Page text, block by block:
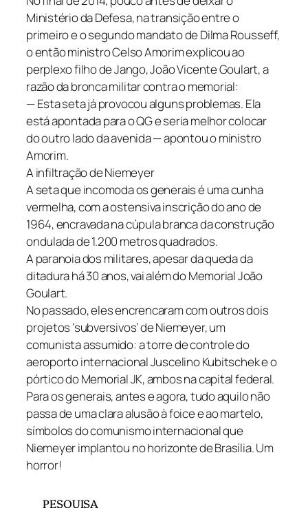
Ministério da Defesa, na transição entre o
primeiro e o segundo mandato de Dilma Rousseff,
o então ministro Celso Amorim explicou ao
perplexo filho de Jango, João Vicente Goulart, a
razão da bronca militar contra o memorial:
— Esta seta já provocou alguns problemas. Ela
está apontada para o QG e seria melhor colocar
do outro lado da avenida — apontou o ministro
Amorim.
A infiltração de Niemeyer
A seta que incomoda os generais é uma cunha
vermelha, com a ostensiva inscrição do ano de
1964, encravada na cúpula branca da construção
ondulada de 1.200 metros quadrados.
A paranoia dos militares, apesar da queda da
ditadura há 30 anos, vai além do Memorial João
Goulart.
No passado, eles encrencaram com outros dois
projetos ‘subversivos’ de Niemeyer, um
comunista assumido: a torre de controle do
aeroporto internacional Juscelino Kubitschek e o
pórtico do Memorial JK, ambos na capital federal.
Para os generais, antes e agora, tudo aquilo não
passa d​e uma clara alusão à foice e ao martelo,
símbolos do comunismo internacional que
Niemeyer implantou no horizonte de Brasília. Um
horror!
PESQUISA